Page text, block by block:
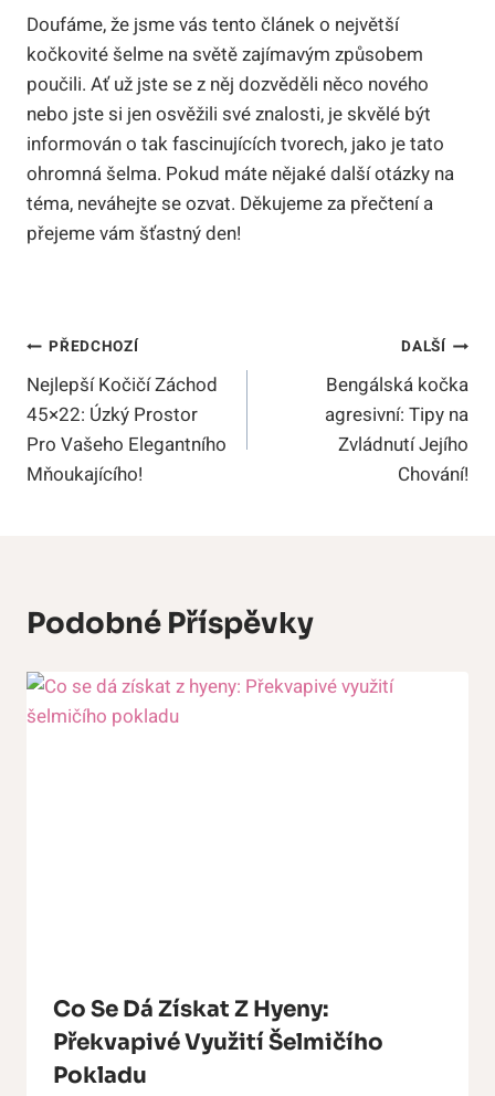
Doufáme, že jsme vás tento článek o největší
kočkovité šelme na světě zajímavým způsobem
poučili. Ať už jste se z něj dozvěděli něco nového
nebo jste si jen osvěžili své znalosti, je skvělé být
informován o tak fascinujících tvorech, jako je tato
ohromná šelma. Pokud máte nějaké další otázky na
téma, neváhejte se ozvat. Děkujeme za přečtení a
přejeme vám šťastný den!
Navigace
Pro
Příspěvek
PŘEDCHOZÍ
Nejlepší Kočičí Záchod
45×22: Úzký Prostor
Pro Vašeho Elegantního
Mňoukajícího!
DALŠÍ
Bengálská kočka
agresivní: Tipy na
Zvládnutí Jejího
Chování!
Podobné Příspěvky
Co Se Dá Získat Z Hyeny:
Překvapivé Využití Šelmičího
Pokladu